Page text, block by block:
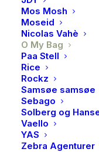
Mos Mosh
Moseid
Nicolas Vahè
O My Bag
Paa Stell
Rice
Rockz
Samsøe samsøe
Sebago
Solberg og
Vaello
YAS
Zebra Agenturer
På lager
O
My
Bag,
Jade
Webbing
strap,
Black
antall
Produktnummer
Kategorier
Brand